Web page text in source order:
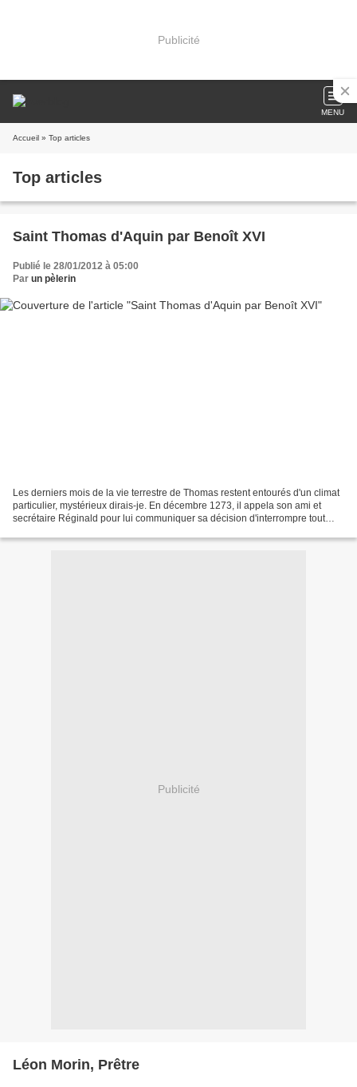
Publicité
MENU
Accueil » Top articles
Top articles
Saint Thomas d'Aquin par Benoît XVI
Publié le 28/01/2012 à 05:00
Par un pèlerin
Les derniers mois de la vie terrestre de Thomas restent entourés d'un climat
particulier, mystérieux dirais-je. En décembre 1273, il appela son ami et
secrétaire Réginald pour lui communiquer sa décision d'interrompre tout
Publicité
Léon Morin, Prêtre